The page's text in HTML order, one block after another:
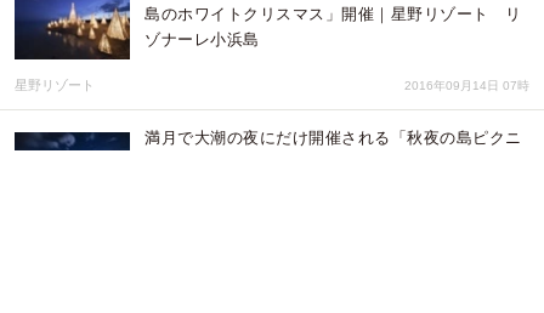
島のホワイトクリスマス」開催｜星野リゾート リ
ゾナーレ小浜島
星野リゾート 2016年09月14日 07時
満月で大潮の夜にだけ開催される「秋夜の島ピクニ